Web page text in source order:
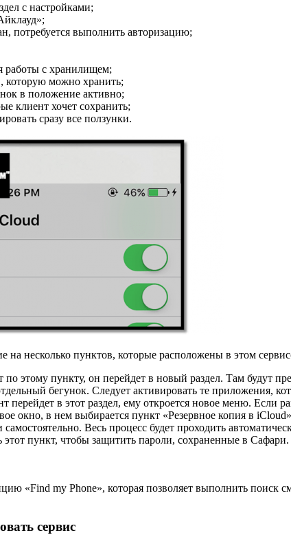
с настройками;
потребуется выполнить авторизацию;
работы с хранилищем;
которую можно хранить;
в положение активно;
клиент хочет сохранить;
сразу все ползунки.
на несколько пунктов, которые расположены в этом
этому пункту, он перейдет в новый раздел. Там будут
бегунок. Следует активировать те приложения,
перейдет в этот раздел, ему откроется новое меню. Если
окно, в нем выбирается пункт «Резервное копия в
Весь процесс будет проходить
этот пункт, чтобы защитить пароли, сохраненные в
«Find my Phone», которая позволяет выполнить поиск
сервис